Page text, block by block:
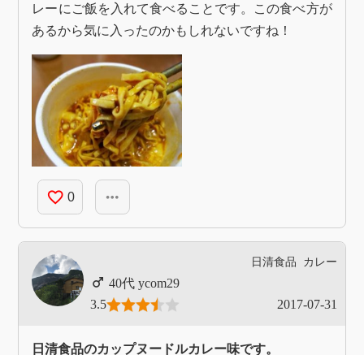
レーにご飯を入れて食べることです。この食べ方が
あるから気に入ったのかもしれないですね！
favorite_border 0 more_horiz
日清食品 カレー
ycom29
3.5
2017-07-31
日清食品のカップヌードルカレー味です。